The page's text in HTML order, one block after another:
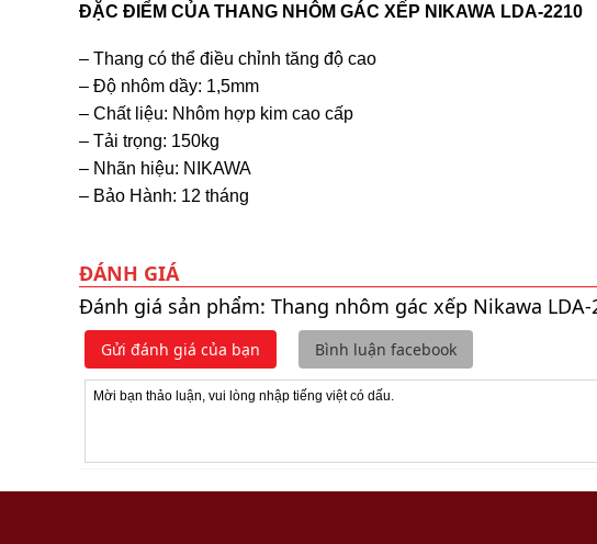
ĐẶC ĐIỂM CỦA THANG NHÔM GÁC XẾP NIKAWA LDA-2210
– Thang có thể điều chỉnh tăng độ cao
– Độ nhôm dầy: 1,5mm
– Chất liệu: Nhôm hợp kim cao cấp
– Tải trọng: 150kg
– Nhãn hiệu: NIKAWA
– Bảo Hành: 12 tháng
ĐÁNH GIÁ
Đánh giá sản phẩm: Thang nhôm gác xếp Nikawa LDA-
Gửi đánh giá của bạn Bình luận facebook